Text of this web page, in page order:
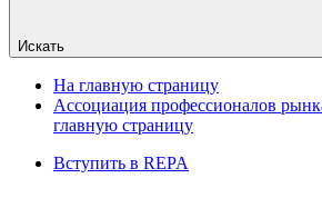
Искать
На главную страницу
Ассоциация профессионалов
главную страницу
Вступить в REPA